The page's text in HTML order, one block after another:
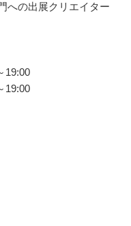
への出展クリエイター
19:00
19:00